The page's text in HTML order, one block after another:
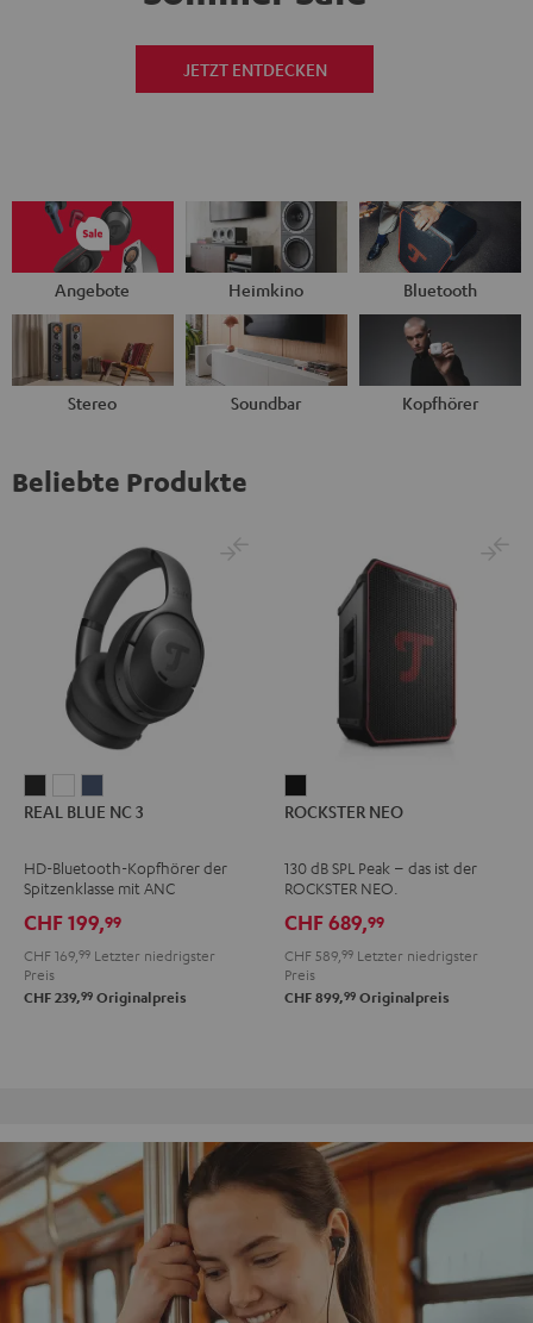
JETZT ENTDECKEN
Angebote Heimkino Bluetooth
Stereo Soundbar Kopfhörer
Beliebte Produkte
BLUE
3
Night
Black
BLUE
3
Pearl
White
BLUE
3
Steel
Blue
REAL BLUE NC 3
HD-Bluetooth-Kopfhörer der
Spitzenklasse mit ANC
CHF 199,99
CHF 169, 99 Letzter niedrigster
Preis
CHF 239,99 Originalpreis
NEO
ROCKSTER NEO
130 dB SPL Peak – das ist der
ROCKSTER NEO.
CHF 689,99
CHF 589, 99 Letzter niedrigster
Preis
CHF 899,99 Originalpreis